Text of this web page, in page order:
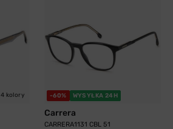
4 kolory -60% WYSYŁKA 24H
Carrera
CARRERA1131 CBL 51